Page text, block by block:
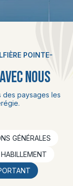
POINTE-
NOUS
des paysages les
GÉNÉRALES
HABILLEMENT